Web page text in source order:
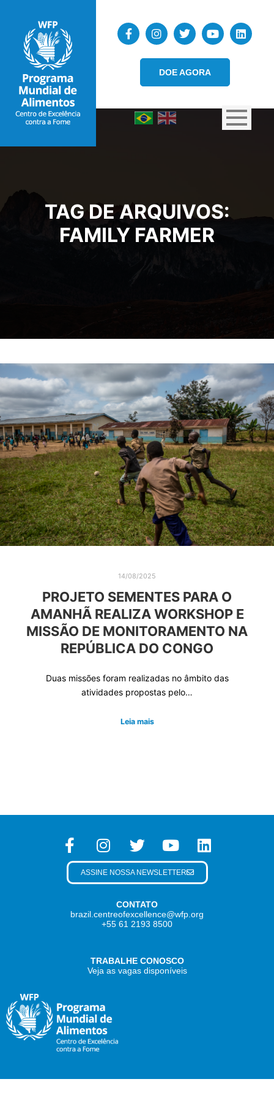
DOE AGORA
TAG DE ARQUIVOS:
FAMILY FARMER
14/08/2025
PROJETO SEMENTES PARA O
AMANHÃ REALIZA WORKSHOP E
MISSÃO DE MONITORAMENTO NA
REPÚBLICA DO CONGO
Duas missões foram realizadas no âmbito das
atividades propostas pelo…
Leia mais
CONTATO
brazil.centreofexcellence@wfp.org
+55 61 2193 8500
TRABALHE CONOSCO
Veja as vagas disponíveis
ASSINE NOSSA NEWSLETTER